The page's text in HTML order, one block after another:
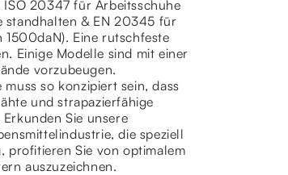
ISO 20347 für Arbeitsschuhe
standhalten & EN 20345 für
Eine rutschfeste
Einige Modelle sind mit einer
vorzubeugen.
so konzipiert sein, dass
und strapazierfähige
Sie unsere
die speziell
profitieren Sie von optimalem
auszuzeichnen.